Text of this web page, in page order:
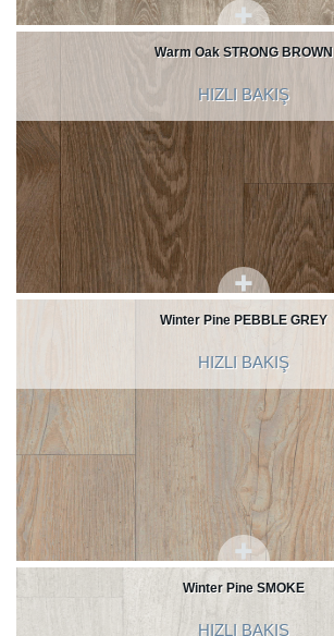
Warm Oak STRONG BROWN
HIZLI BAKIŞ
Winter Pine PEBBLE GREY
HIZLI BAKIŞ
Winter Pine SMOKE
HIZLI BAKIŞ